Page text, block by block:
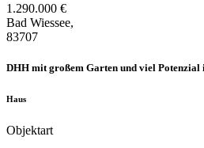
1.290.000 €
Bad Wiessee,
83707
DHH mit großem Garten und viel Potenzial
Haus
Objektart